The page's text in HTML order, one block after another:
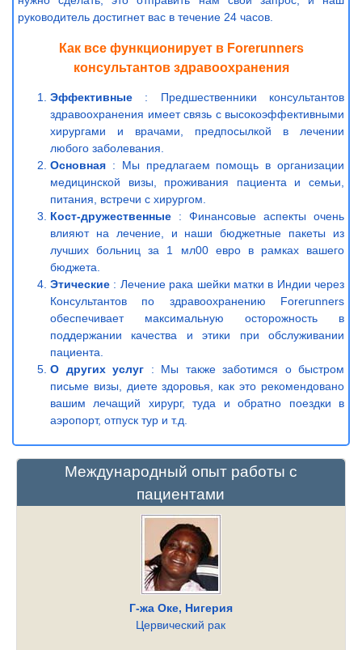
руководитель достигнет вас в течение 24 часов.
Как все функционирует в Forerunners
консультантов здравоохранения
Эффективные : Предшественники консультантов
здравоохранения имеет связь с высокоэффективными
хирургами и врачами, предпосылкой в лечении
любого заболевания.
Основная : Мы предлагаем помощь в организации
медицинской визы, проживания пациента и семьи,
питания, встречи с хирургом.
Кост-дружественные : Финансовые аспекты очень
влияют на лечение, и наши бюджетные пакеты из
лучших больниц за 1 мл00 евро в рамках вашего
бюджета.
Этические : Лечение рака шейки матки в Индии через
Консультантов по здравоохранению Forerunners
обеспечивает максимальную осторожность в
поддержании качества и этики при обслуживании
пациента.
О других услуг : Мы также заботимся о быстром
письме визы, диете здоровья, как это рекомендовано
вашим лечащий хирург, туда и обратно поездки в
аэропорт, отпуск тур и т.д.
Международный опыт работы с
пациентами
Г-жа Оке, Нигерия
Цервический рак